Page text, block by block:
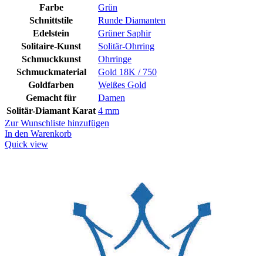
Farbe
Grün
Schnittstile
Runde Diamanten
Edelstein
Grüner Saphir
Solitaire-Kunst
Solitär-Ohrring
Schmuckkunst
Ohrringe
Schmuckmaterial
Gold 18K / 750
Goldfarben
Weißes Gold
Gemacht für
Damen
Solitär-Diamant Karat 4 mm
Zur Wunschliste hinzufügen
In den Warenkorb
Quick view